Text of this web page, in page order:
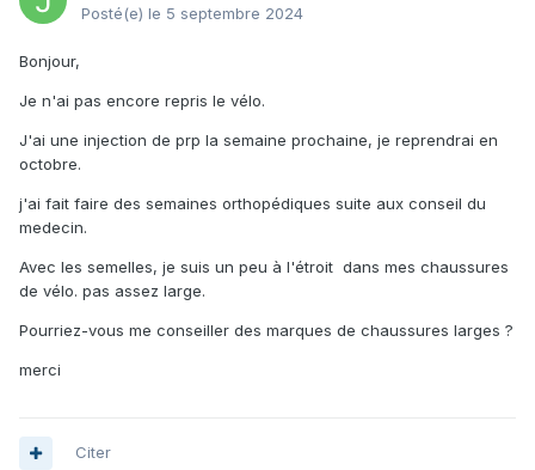
Posté(e) le 5 septembre 2024
Bonjour,
Je n'ai pas encore repris le vélo.
J'ai une injection de prp la semaine prochaine, je reprendrai en
octobre.
j'ai fait faire des semaines orthopédiques suite aux conseil du
medecin.
Avec les semelles, je suis un peu à l'étroit dans mes chaussures
de vélo. pas assez large.
Pourriez-vous me conseiller des marques de chaussures larges ?
merci
Citer